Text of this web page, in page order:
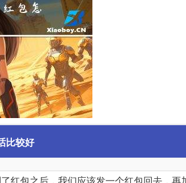
比较好
红包之后，我们应该发一个红包回去，